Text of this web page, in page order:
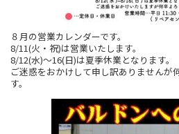
８月の営業カレンダーです。
8/11(火・祝)は営業いたします。
8/12(水)～16(日)は夏季休業となります。
ご迷惑をおかけして申し訳ありませんが
す。